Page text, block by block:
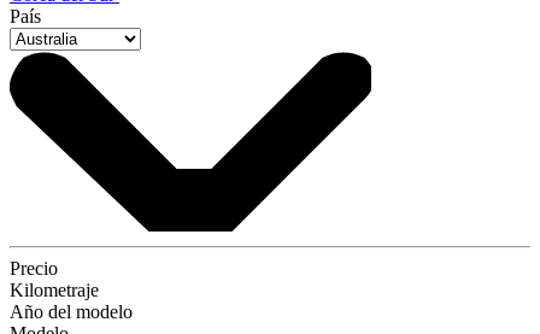
País
Precio
Kilometraje
Año del modelo